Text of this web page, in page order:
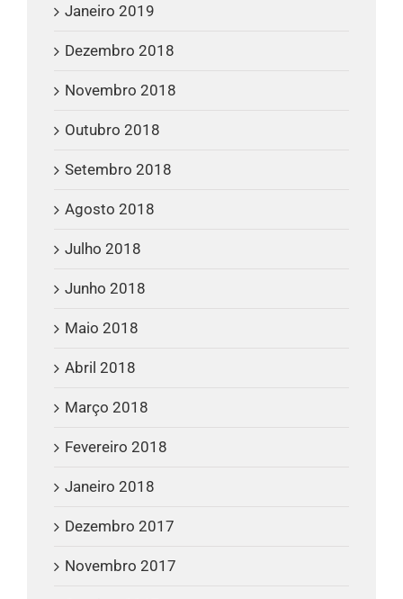
Janeiro 2019
Dezembro 2018
Novembro 2018
Outubro 2018
Setembro 2018
Agosto 2018
Julho 2018
Junho 2018
Maio 2018
Abril 2018
Março 2018
Fevereiro 2018
Janeiro 2018
Dezembro 2017
Novembro 2017